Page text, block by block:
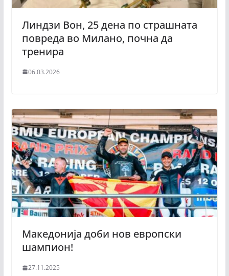
Линдзи Вон, 25 дена по страшната
повреда во Милано, почна да
тренира
06.03.2026
Македонија доби нов европски
шампион!
27.11.2025